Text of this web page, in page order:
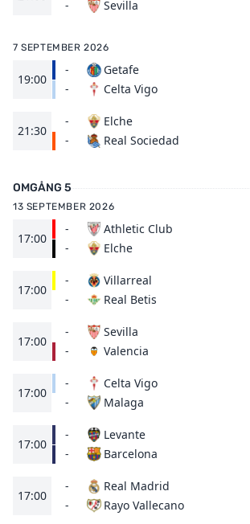
-
Sevilla
7 SEPTEMBER 2026
19:00
-
-
Getafe
Celta Vigo
21:30
-
-
Elche
Real Sociedad
OMGÅNG 5
13 SEPTEMBER 2026
17:00
-
-
Athletic Club
Elche
17:00
-
-
Villarreal
Real Betis
17:00
-
-
Sevilla
Valencia
17:00
-
-
Celta Vigo
Malaga
17:00
-
-
Levante
Barcelona
17:00
-
-
Real Madrid
Rayo Vallecano